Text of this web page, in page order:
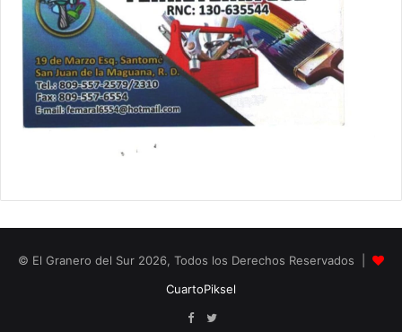
© El Granero del Sur 2026, Todos los Derechos Reservados |
CuartoPiksel